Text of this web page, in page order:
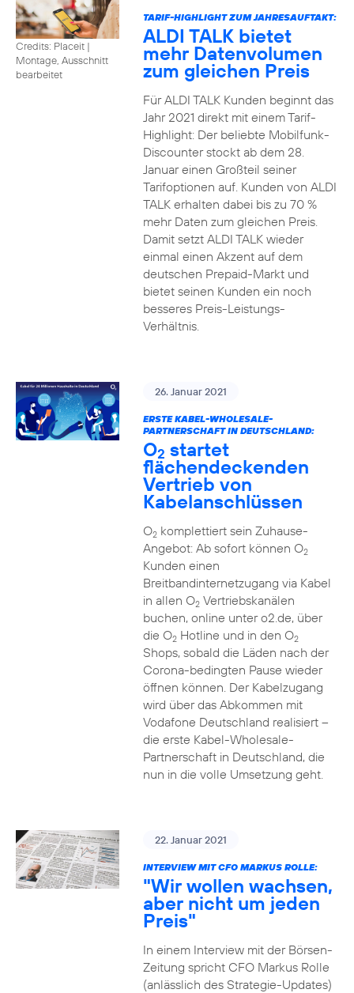
Credits: Placeit |
Montage, Ausschnitt
bearbeitet
TARIF-HIGHLIGHT ZUM JAHRESAUFTAKT:
ALDI TALK bietet
mehr Datenvolumen
zum gleichen Preis
Für ALDI TALK Kunden beginnt das
Jahr 2021 direkt mit einem Tarif-
Highlight: Der beliebte Mobilfunk-
Discounter stockt ab dem 28.
Januar einen Großteil seiner
Tarifoptionen auf. Kunden von ALDI
TALK erhalten dabei bis zu 70 %
mehr Daten zum gleichen Preis.
Damit setzt ALDI TALK wieder
einmal einen Akzent auf dem
deutschen Prepaid-Markt und
bietet seinen Kunden ein noch
besseres Preis-Leistungs-
Verhältnis.
26. Januar 2021
ERSTE KABEL-WHOLESALE-
PARTNERSCHAFT IN DEUTSCHLAND:
O2 startet
flächendeckenden
Vertrieb von
Kabelanschlüssen
O2komplettiert sein Zuhause-
Angebot: Ab sofort können O2
Kunden einen
Breitbandinternetzugang via Kabel
in allen O2Vertriebskanälen
buchen, online unter o2.de, über
die O2Hotline und in den O2
Shops, sobald die Läden nach der
Corona-bedingten Pause wieder
öffnen können. Der Kabelzugang
wird über das Abkommen mit
Vodafone Deutschland realisiert –
die erste Kabel-Wholesale-
Partnerschaft in Deutschland, die
nun in die volle Umsetzung geht.
22. Januar 2021
INTERVIEW MIT CFO MARKUS ROLLE:
"Wir wollen wachsen,
aber nicht um jeden
Preis"
In einem Interview mit der Börsen-
Zeitung spricht CFO Markus Rolle
(anlässlich des Strategie-Updates)